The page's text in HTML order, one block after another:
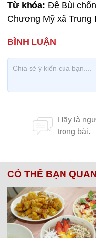
Từ khóa: Đê Bùi
Chương Mỹ xã Trung
CÓ THỂ BẠN